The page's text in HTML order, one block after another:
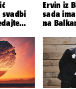
svadbi
Ervin iz
sada
na